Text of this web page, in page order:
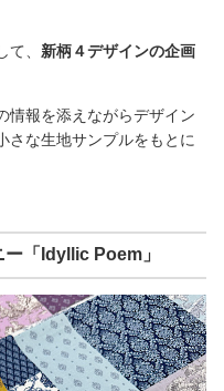
、 新柄４デザインの企画
情報を添えながらデザイン
さな生地サンプルをもとに
「Idyllic Poem」